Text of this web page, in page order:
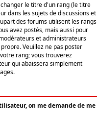
le titre d'un rang (le titre
dans les sujets de discussions et
des forums utilisent les rangs
avez postés, mais aussi pour
et administrateurs
Veuillez ne pas poster
rang; vous trouverez
qui abaissera simplement
on me demande de me